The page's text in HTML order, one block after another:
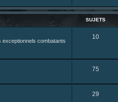
tj
e
SUJETS
exceptionnels combatants
10S
75
29